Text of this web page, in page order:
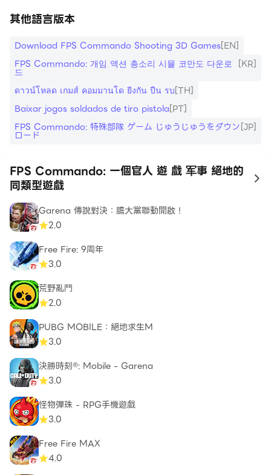
其他語言版本
Download FPS Commando Shooting 3D Games[EN]
FPS Commando: 개임 액션 총소리 시뮬 코만도 다운로
드
[KR]
ดาวน์โหลด เกมส์ คอมมานโด ยีงกัน ปืน รบ[TH]
Baixar jogos soldados de tiro pistola[PT]
FPS Commando: 特殊部隊 ゲーム じゅうじゅうをダウン
ロード
[JP]
FPS Commando: 一個官人 遊 戲 军事 絕地的
同類型遊戲
to
Garena 傳說對決：膽大黨聯動開啟！
2.0
Free Fire: 9周年
3.0
荒野亂鬥
2.0
PUBG MOBILE：絕地求生M
3.0
決勝時刻®: Mobile - Garena
3.0
怪物彈珠 - RPG手機遊戲
3.0
Free Fire MAX
4.0